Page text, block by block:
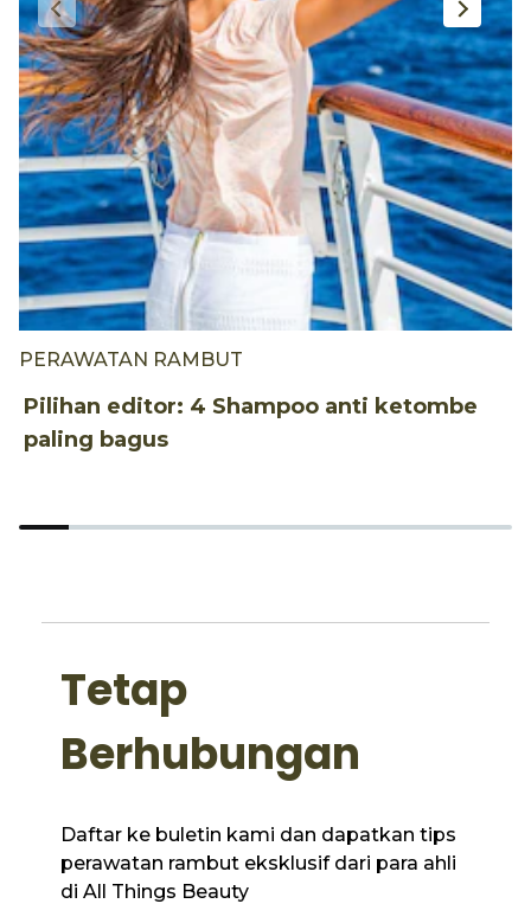
PERAWATAN RAMBUT
Pilihan editor: 4 Shampoo anti ketombe
paling bagus
Tetap
Berhubungan
Daftar ke buletin kami dan dapatkan tips
perawatan rambut eksklusif dari para ahli
di All Things Beauty